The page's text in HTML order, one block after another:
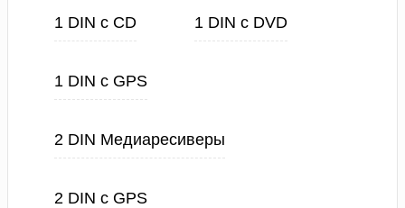
1 DIN с CD 1 DIN с DVD
1 DIN с GPS
2 DIN Медиаресиверы
2 DIN с GPS